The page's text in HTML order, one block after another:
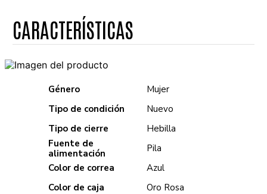
Género
Mujer
Tipo de condición
Nuevo
Tipo de cierre
Hebilla
Fuente de
alimentación
Pila
Color de correa
Azul
Color de caja
Oro Rosa